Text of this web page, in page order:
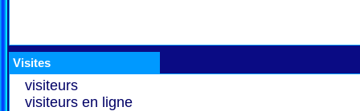
Visites
visiteurs
visiteurs en ligne